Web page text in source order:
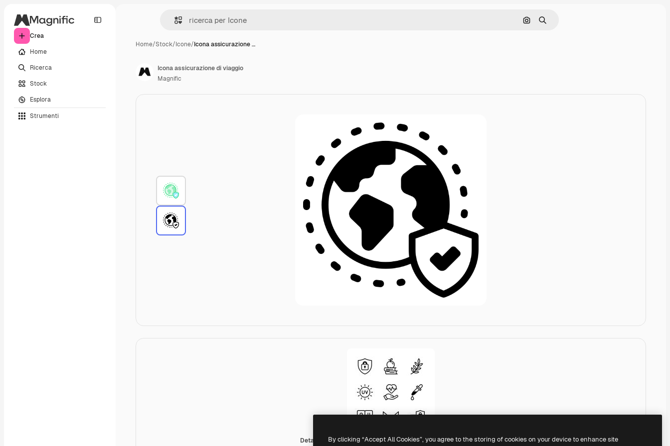
Crea
Home
Ricerca
Stock
Esplora
Strumenti
Cerca per immagine
Ricerca
Home/Stock/Icone/Icona assicurazione …
Detailed color Lineal
Icona assicurazione di viaggio
Magnific
By clicking “Accept All Cookies”, you agree to the storing of cookies on your device to enhance site